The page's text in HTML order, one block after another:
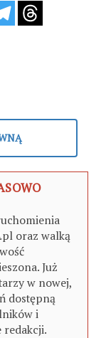
oraz walką
Już
w nowej,
dostępną
i
redakcji.